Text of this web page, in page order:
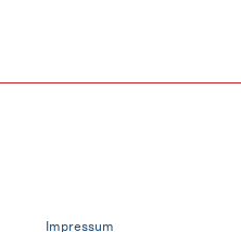
Impressum